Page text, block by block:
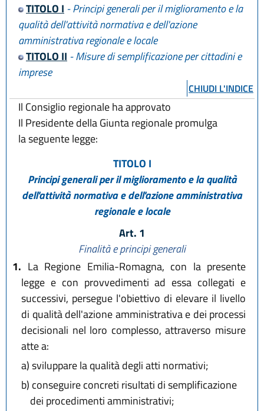
TITOLO I - Principi generali per il miglioramento e la
qualità dell'attività normativa e dell'azione
amministrativa regionale e locale
TITOLO II - Misure di semplificazione per cittadini e
imprese
CHIUDI L'INDICE
Il Consiglio regionale ha approvato
Il Presidente della Giunta regionale promulga
la seguente legge:
TITOLO I
Principi generali per il miglioramento e la qualità
dell'attività normativa e dell'azione amministrativa
regionale e locale
Art. 1
Finalità e principi generali
1. La Regione Emilia-Romagna, con la presente
legge e con provvedimenti ad essa collegati e
successivi, persegue l'obiettivo di elevare il livello
di qualità dell'azione amministrativa e dei processi
decisionali nel loro complesso, attraverso misure
atte a:
a)sviluppare la qualità degli atti normativi;
b) conseguire concreti risultati di semplificazione
dei procedimenti amministrativi;